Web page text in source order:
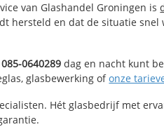
van Glashandel Groningen is
hersteld en dat de situatie snel
0640289 dag en nacht kunt
glasbewerking ofonze
Hét glasbedrijf met